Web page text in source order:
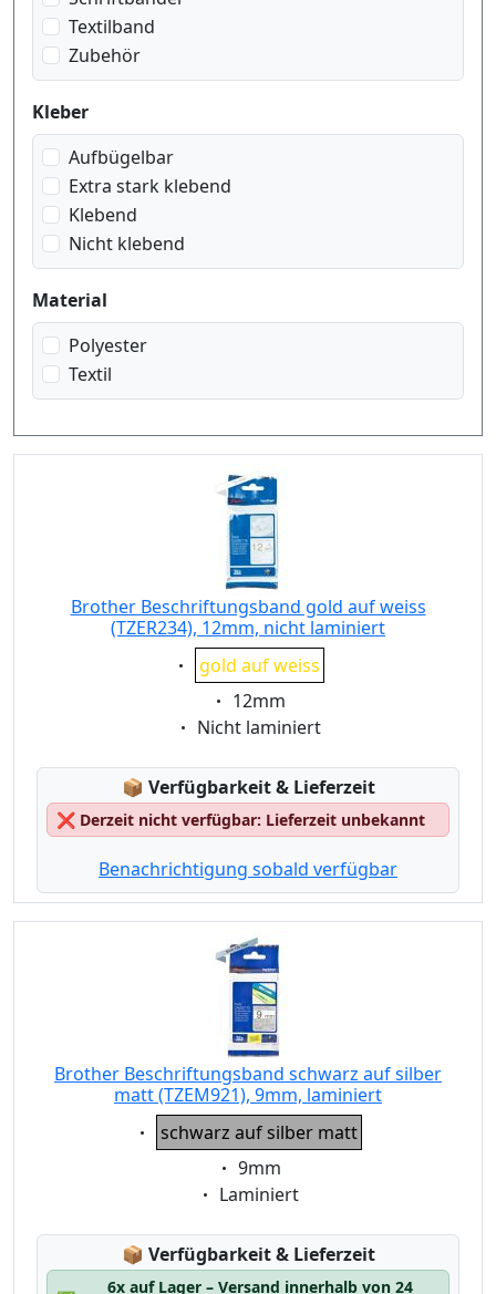
schwarz auf transparent matt
schwarz auf weiss
weiss auf blau
weiss auf rot
weiss auf schwarz
weiss auf transparent
Textilband
Zubehör
Kleber
Aufbügelbar
Extra stark klebend
Klebend
Nicht klebend
Material
Polyester
Textil
Brother Beschriftungsband gold auf weiss
(TZER234), 12mm, nicht laminiert
Eigenschaft:
gold auf weiss
Eigenschaft:
12mm
Eigenschaft:
Nicht laminiert
📦 Lagerstatus:
Verfügbarkeit & Lieferzeit
❌ Derzeit nicht verfügbar: Lieferzeit unbekannt
Benachrichtigung sobald verfügbar
Brother Beschriftungsband schwarz auf silber
matt (TZEM921), 9mm, laminiert
Eigenschaft:
schwarz auf silber matt
Eigenschaft:
9mm
Eigenschaft:
Laminiert
📦 Lagerstatus:
Verfügbarkeit & Lieferzeit
6x auf Lager – Versand innerhalb von 24